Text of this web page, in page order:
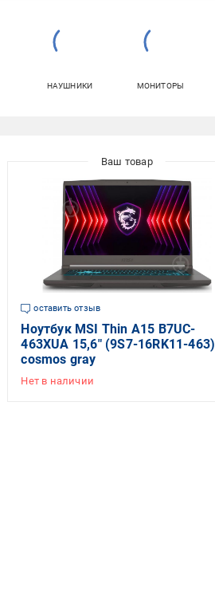
НАУШНИКИ МОНИТОРЫ
оставить отзыв
Ноутбук MSI Thin A15 B7UC-
463XUA 15,6" (9S7-16RK11-463)
cosmos gray
Нет в наличии